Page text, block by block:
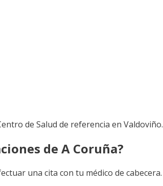
de Salud de referencia en Valdoviño.
de A Coruña?
una cita con tu médico de cabecera.